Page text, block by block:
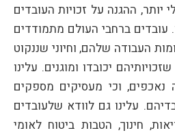
יותר, ההגנה על זכויות העובדים
עובדים ברחבי העולם מתמודדים
העבודה שלהם, וחיוני שננקוט
יכובדו ומוגנים. עלינו
נאכפים, וכי מעסיקים מספקים
עלינו גם לוודא שלעובדים
חינוך, הטבות ביטוח לאומי